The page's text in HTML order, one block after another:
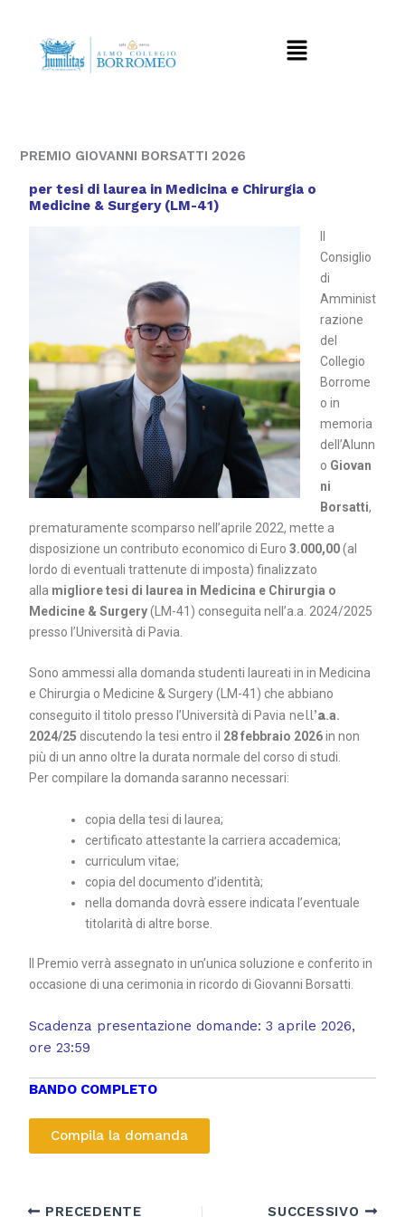
contenuto
Menu
PREMIO GIOVANNI BORSATTI 2026
per tesi di laurea in Medicina e Chirurgia o
Medicine & Surgery (LM-41)
Consiglio
di
Amminist
razione
del
Collegio
Borrome
o in
memoria
dell’Alunn
o Giovan
ni
Borsatti,
prematuramente scomparso nell’aprile 2022, mette a
disposizione un contributo economico di Euro 3.000,00(al
lordo di eventuali trattenute di imposta) finalizzato
alla migliore tesi di laurea in Medicina e Chirurgia o
Medicine & Surgery(LM-41) conseguita nell’a.a. 2024/2025
presso l’Università di Pavia.
Sono ammessi alla domanda studenti laureati in in Medicina
e Chirurgia o Medicine & Surgery (LM-41) che abbiano
conseguito il titolo presso l’Università di Pavia nell’a.a.
2024/25 discutendo la tesi entro il 28 febbraio 2026in non
più di un anno oltre la durata normale del corso di studi.
Per compilare la domanda saranno necessari:
copia della tesi di laurea;
certificato attestante la carriera accademica;
curriculum vitae;
copia del documento d’identità;
nella domanda dovrà essere indicata l’eventuale
titolarità di altre borse.
Il Premio verrà assegnato in un’unica soluzione e conferito in
occasione di una cerimonia in ricordo di Giovanni Borsatti.
Scadenza presentazione domande: 3 aprile 2026,
ore 23:59
BANDO COMPLETO
Compila la domanda
PRECEDENTE SUCCESSIVO